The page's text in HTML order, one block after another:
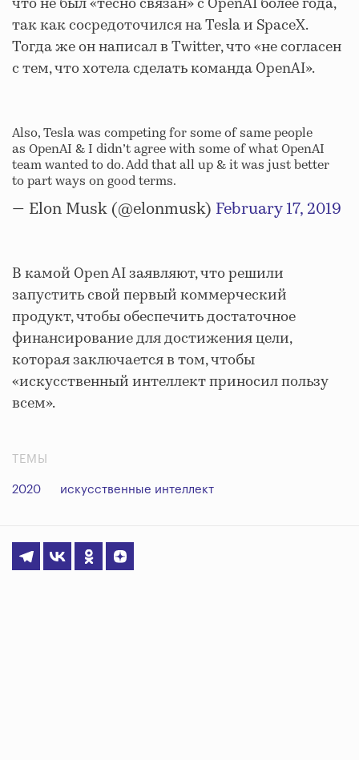
так как сосредоточился на Tesla и SpaceX.
Тогда же он написал в Twitter, что «не согласен
с тем, что хотела сделать команда OpenAI».
Also, Tesla was competing for some of same people
as OpenAI & I didn’t agree with some of what OpenAI
team wanted to do. Add that all up & it was just better
to part ways on good terms.
— Elon Musk (@elonmusk) February 17, 2019
В камой Open AI заявляют, что решили
запустить свой первый коммерческий
продукт, чтобы обеспечить достаточное
финансирование для достижения цели,
которая заключается в том, чтобы
«искусственный интеллект приносил пользу
всем».
ТЕМЫ
2020 искусственные интеллект